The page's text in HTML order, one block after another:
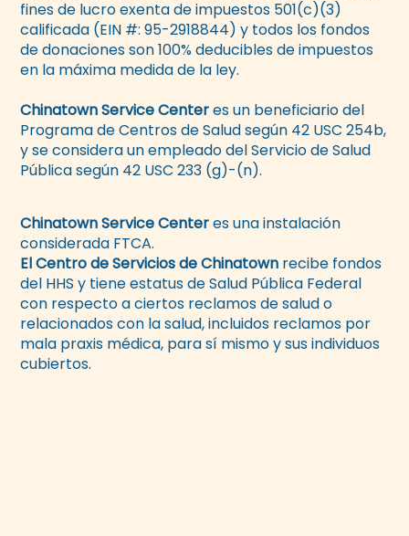
fines de lucro exenta de impuestos 501(c)(3)
calificada (EIN #: 95-2918844) y todos los fondos
de donaciones son 100% deducibles de impuestos
en la máxima medida de la ley.
Chinatown Service Centeres un beneficiario del
Programa de Centros de Salud según 42 USC 254b,
y se considera un empleado del Servicio de Salud
Pública según 42 USC 233 (g)-(n).
Chinatown Service Centeres una instalación
considerada FTCA.
El Centro de Servicios de Chinatown recibe fondos
del HHS y tiene estatus de Salud Pública Federal
con respecto a ciertos reclamos de salud o
relacionados con la salud, incluidos reclamos por
mala praxis médica, para sí mismo y sus individuos
cubiertos.